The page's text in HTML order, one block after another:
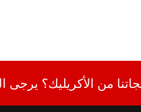
من الأكريليك؟ يرجى